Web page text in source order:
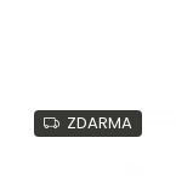
ZDARMA